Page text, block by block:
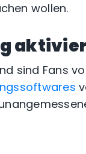
wollen.
sind Fans